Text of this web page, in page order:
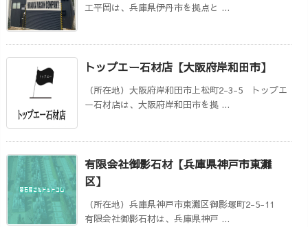
工平岡は、兵庫県伊丹市を拠点と ...
トップエー石材店【大阪府岸和田市】
（所在地）大阪府岸和田市上松町2-3-5 トップエ
ー石材店は、大阪府岸和田市を拠 ...
有限会社御影石材【兵庫県神戸市東灘
区】
（所在地）兵庫県神戸市東灘区御影塚町2-5-11
有限会社御影石材は、兵庫県神戸 ...